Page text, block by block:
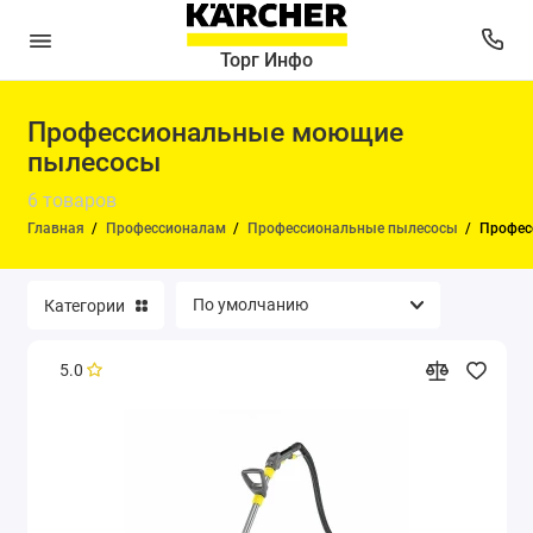
Торг Инфо
Профессиональные моющие
пылесосы
6 товаров
Главная Профессионалам Профессиональные пылесосы
Автомоечные комплексы
Водный диспенсер
Поломоечные машины
Категории
5.0